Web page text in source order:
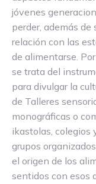
jóvenes
perder, además
relación con las
de alimentarse.
se trata del
para divulgar la
de Talleres
monográficas o
ikastolas, colegios
grupos
el origen de los
sentidos con esos